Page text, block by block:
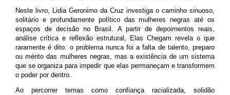
Neste livro, Lidia Geronimo da Cruz investiga o caminho sinuoso,
solitário e profundamente político das mulheres negras até os
espaços de decisão no Brasil. A partir de depoimentos reais,
análise crítica e reflexão estrutural, Elas Chegam revela o que
raramente é dito: o problema nunca foi a falta de talento, preparo
ou mérito das mulheres negras, mas a existência de um sistema
que se organiza para impedir que elas permaneçam e transformem
o poder por dentro.
Ao percorrer temas como confiança racializada, solidão